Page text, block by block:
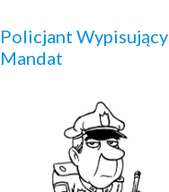
Policjant Wypisujący
Mandat